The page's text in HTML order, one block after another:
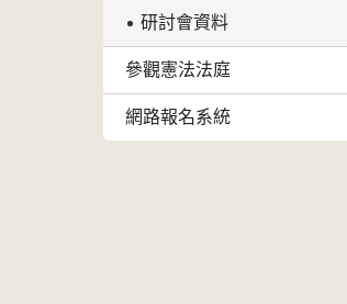
研討會資料
參觀憲法法庭
網路報名系統